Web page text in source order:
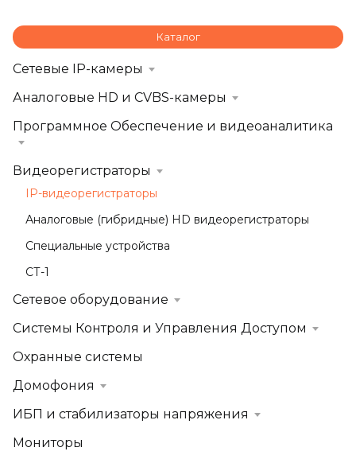
Каталог
Сетевые IP-камеры
Аналоговые HD и CVBS-камеры
Программное Обеспечение и видеоаналитика
Видеорегистраторы
IP-видеорегистраторы
Аналоговые (гибридные) HD видеорегистраторы
Специальные устройства
СТ-1
Сетевое оборудование
Системы Контроля и Управления Доступом
Охранные системы
Домофония
ИБП и стабилизаторы напряжения
Мониторы